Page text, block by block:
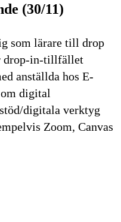
(30/11)
som lärare till drop
drop-in-tillfället
anställda hos E-
digital
digitala verktyg
Zoom, Canvas